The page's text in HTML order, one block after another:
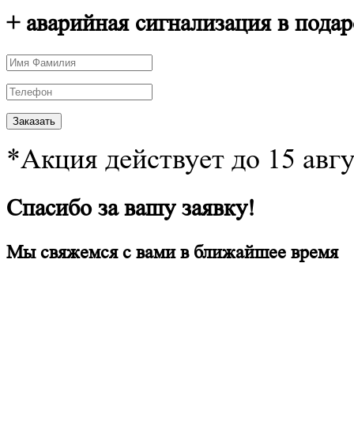
+ аварийная сигнализация в
*Акция действует до 15
Спасибо за вашу заявку!
Мы свяжемся с вами в ближайшее время